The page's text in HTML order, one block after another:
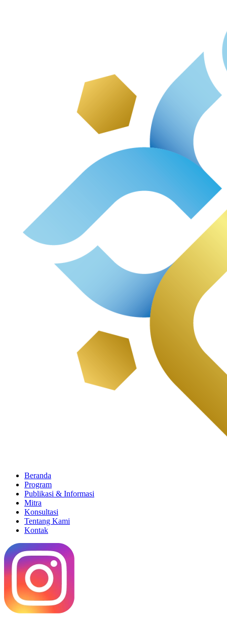
Beranda
Program
Publikasi & Informasi
Mitra
Konsultasi
Tentang Kami
Kontak